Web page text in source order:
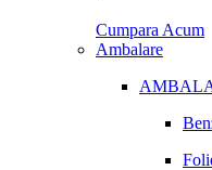
Cumpara Acum
Ambalare